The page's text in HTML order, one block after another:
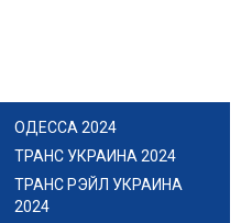
ОДЕССА 2024
ТРАНС УКРАИНА 2024
ТРАНС РЭЙЛ УКРАИНА
2024